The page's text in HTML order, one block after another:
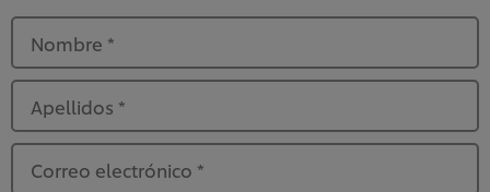
Nombre *
Apellidos *
Correo electrónico *